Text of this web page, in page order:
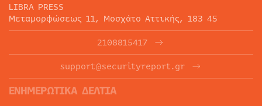
LIBRA PRESS
Μεταμορφώσεως 11, Μοσχάτο Αττικής, 183 45
2108815417
support@securityreport.gr
ΕΝΗΜΕΡΩΤΙΚΑ ΔΕΛΤΙΑ